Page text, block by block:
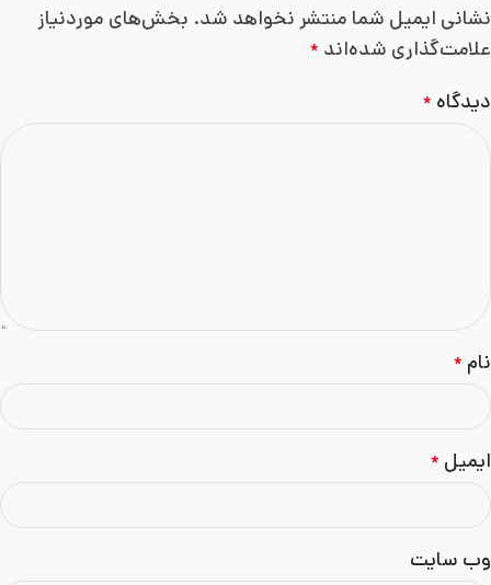
نشانی ایمیل شما منتشر نخواهد شد. بخش‌های موردنیاز
علامت‌گذاری شده‌اند *
دیدگاه *
نام *
ایمیل *
وب‌ سایت